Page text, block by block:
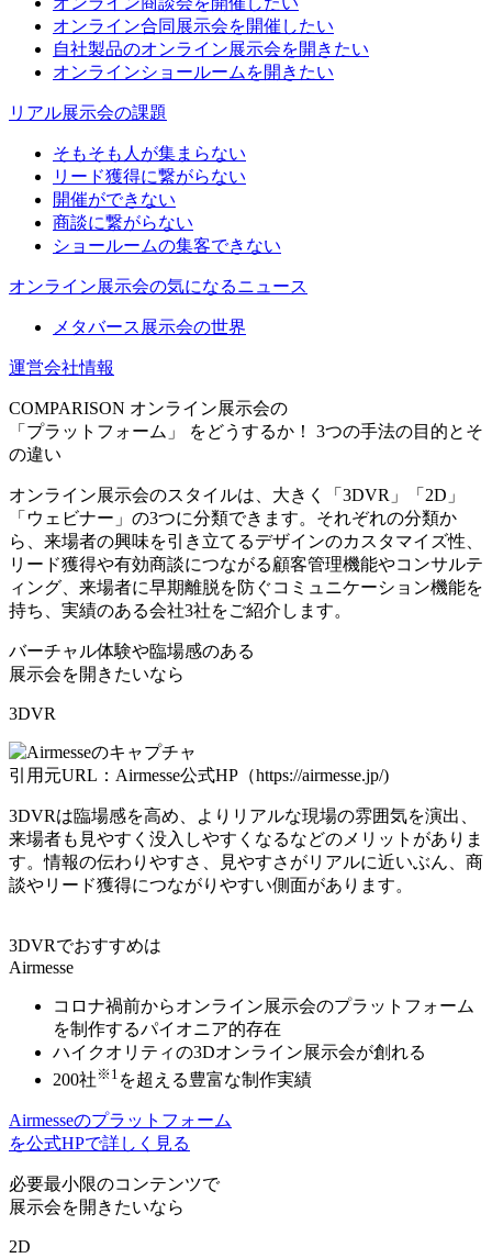
オンライン合同展示会を開催したい
自社製品のオンライン展示会を開きたい
オンラインショールームを開きたい
リアル展示会の課題
そもそも人が集まらない
リード獲得に繋がらない
開催ができない
商談に繋がらない
ショールームの集客できない
オンライン展示会の気になるニュース
メタバース展示会の世界
運営会社情報
COMPARISON オンライン展示会の
「プラットフォーム」
をどうするか！ 3つの手法の目的とそ
の違い
オンライン展示会のスタイルは、大きく「3DVR」「2D」
「ウェビナー」の3つに分類できます。それぞれの分類か
ら、 来場者の興味を引き立てるデザインのカスタマイズ性、
リード獲得や有効商談につながる顧客管理機能やコンサルテ
ィング、来場者に早期離脱を防ぐコミュニケーション機能を
持ち、実績のある会社3社をご紹介します。
バーチャル体験や臨場感のある
展示会を開きたいなら
3DVR
引用元URL：Airmesse公式HP（https://airmesse.jp/)
3DVRは臨場感を高め、よりリアルな現場の雰囲気を演出、
来場者も見やすく没入しやすくなるなどのメリットがありま
す。情報の伝わりやすさ、見やすさがリアルに近いぶん、商
談やリード獲得につながりやすい側面があります。
3DVRでおすすめは
Airmesse
コロナ禍前からオンライン展示会のプラットフォーム
を制作するパイオニア的存在
ハイクオリティの3Dオンライン展示会が創れる
200社 ※1 を超える豊富な制作実績
Airmesseのプラットフォーム
を公式HPで詳しく見る
必要最小限のコンテンツで
展示会を開きたいなら
2D